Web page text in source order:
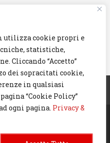
utilizza cookie propri e
statistiche,
Cliccando “Accetto”
dei sopracitati cookie,
in qualsiasi
“Cookie Policy”
ogni pagina. Privacy &
reserved.